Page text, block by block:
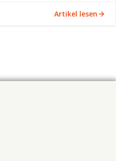
Artikel lesen